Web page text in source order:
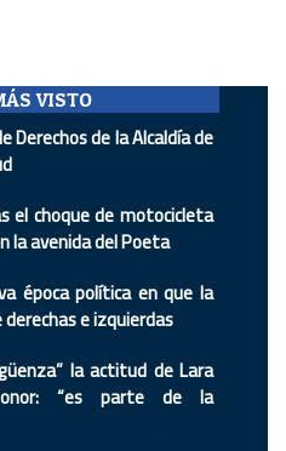
VISTO
Derechos de la Alcaldía de
el choque de motocicleta
la avenida del Poeta
época política en que la
e izquierdas
la actitud de Lara
“es parte de la